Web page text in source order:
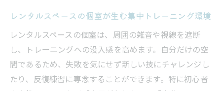
安心して使える個室レンタルスペース活用法
環境を確保
格闘技練習に安心なレンタルスペース選び
の基準
レンタルスペースの個室が生む集中トレーニング環境
レンタルスペースの個室は、周囲の雑音や視線を遮断
し、トレーニングへの没入感を高めます。自分だけの空
間であるため、失敗を気にせず新しい技にチャレンジし
たり、反復練習に専念することができます。特に初心者